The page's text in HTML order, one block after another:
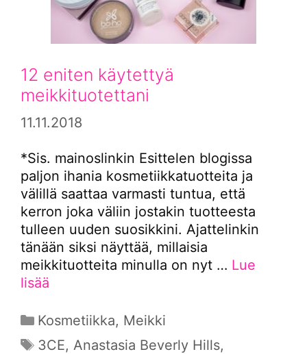
12 eniten käytettyä
meikkituotettani
11.11.2018
*Sis. mainoslinkin Esittelen blogissa
paljon ihania kosmetiikkatuotteita ja
välillä saattaa varmasti tuntua, että
kerron joka väliin jostakin tuotteesta
tulleen uuden suosikkini. Ajattelinkin
tänään siksi näyttää, millaisia
meikkituotteita minulla on nyt … Lue
lisää
Kategoriat
Kosmetiikka, Meikki
Avainsanat
3CE, Anastasia Beverly Hills,